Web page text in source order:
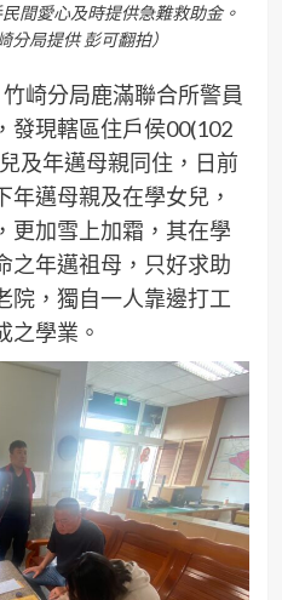
間愛心及時提供急難救助金。
分局提供 彭可翻拍）
竹崎分局鹿滿聯合所警員
發現轄區住戶侯00(102
及年邁母親同住，日前
邁母親及在學女兒，
更加雪上加霜，其在學
之年邁祖母，只好求助
院，獨自一人靠邊打工
之學業。